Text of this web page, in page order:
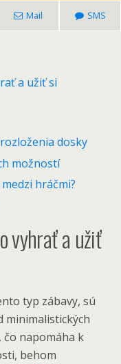
Mail SMS
a užiť si
dosky
možností
hráčmi?
vyhrať a užiť
typ zábavy, sú
minimalistických
čo napomáha k
behom